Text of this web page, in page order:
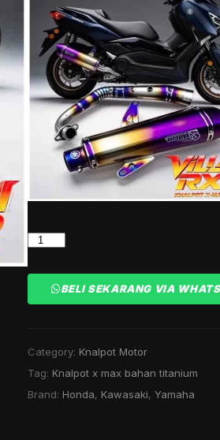
Rp
KNALPOT
X-
MAX
TYPE
RX-
2
BELI SEKARANG VIA
Category: Knalpot Motor
Tag: Knalpot x max bahan titanium
Brand: Honda, Kawasaki, Yamaha